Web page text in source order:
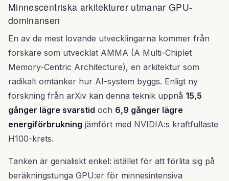
Minnescentriska arkitekturer utmanar GPU-
dominansen
En av de mest lovande utvecklingarna kommer från
forskare som utvecklat AMMA (A Multi-Chiplet
Memory-Centric Architecture), en arkitektur som
radikalt omtänker hur AI-system byggs. Enligt ny
forskning från arXiv kan denna teknik uppnå 15,5
gånger lägre svarstid och 6,9 gånger lägre
energiförbrukning jämfört med NVIDIA:s kraftfullaste
H100-krets.
Tanken är genialiskt enkel: istället för att förlita sig på
beräkningstunga GPU:er för minnesintensiva